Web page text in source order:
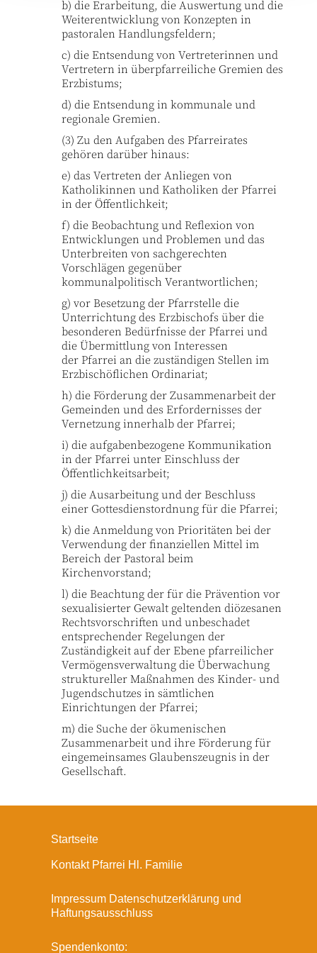
b) die Erarbeitung, die Auswertung und die
Weiterentwicklung von Konzepten in
pastoralen Handlungsfeldern;
c) die Entsendung von Vertreterinnen und
Vertretern in überpfarreiliche Gremien des
Erzbistums;
d) die Entsendung in kommunale und
regionale Gremien.
(3) Zu den Aufgaben des Pfarreirates
gehören darüber hinaus:
e) das Vertreten der Anliegen von
Katholikinnen und Katholiken der Pfarrei
in der Öffentlichkeit;
f) die Beobachtung und Reflexion von
Entwicklungen und Problemen und das
Unterbreiten von sachgerechten
Vorschlägen gegenüber
kommunalpolitisch Verantwortlichen;
g) vor Besetzung der Pfarrstelle die
Unterrichtung des Erzbischofs über die
besonderen Bedürfnisse der Pfarrei und
die Übermittlung von Interessen
der Pfarrei an die zuständigen Stellen im
Erzbischöflichen Ordinariat;
h) die Förderung der Zusammenarbeit der
Gemeinden und des Erfordernisses der
Vernetzung innerhalb der Pfarrei;
i) die aufgabenbezogene Kommunikation
in der Pfarrei unter Einschluss der
Öffentlichkeitsarbeit;
j) die Ausarbeitung und der Beschluss
einer Gottesdienstordnung für die Pfarrei;
k) die Anmeldung von Prioritäten bei der
Verwendung der finanziellen Mittel im
Bereich der Pastoral beim
Kirchenvorstand;
l) die Beachtung der für die Prävention vor
sexualisierter Gewalt geltenden diözesanen
Rechtsvorschriften und unbeschadet
entsprechender Regelungen der
Zuständigkeit auf der Ebene pfarreilicher
Vermögensverwaltung die Überwachung
struktureller Maßnahmen des Kinder- und
Jugendschutzes in sämtlichen
Einrichtungen der Pfarrei;
m) die Suche der ökumenischen
Zusammenarbeit und ihre Förderung für
eingemeinsames Glaubenszeugnis in der
Gesellschaft.
Startseite
Kontakt Pfarrei Hl. Familie
Impressum Datenschutzerklärung und
Haftungsausschluss
Spendenkonto: